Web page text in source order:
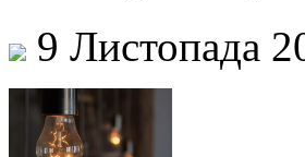
9 Листопада